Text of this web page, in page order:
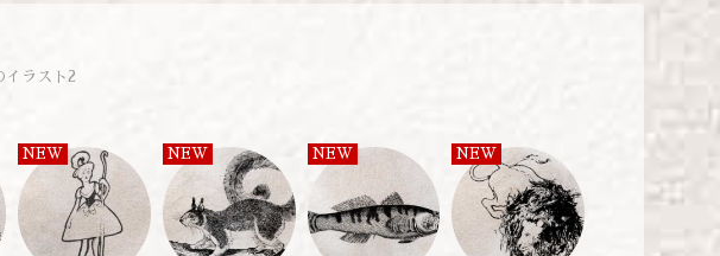
イラスト2